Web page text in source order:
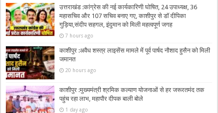
उत्तराखंड :कांग्रेस की नई कार्यकारिणी घोषित, 24 उपाध्यक्ष, 36
महासचिव और 107 सचिव बनाए गए, काशीपुर से डॉ दीपिका
गुड़िया,संदीप सहगल, इंदुमान को मिली महत्वपूर्ण जगह
7 hours ago
काशीपुर :अवैध शस्त्र लाइसेंस मामले में पूर्व पार्षद नौशाद हुसैन को मिली
जमानत
20 hours ago
काशीपुर :मुख्यमंत्री श्रमिक कल्याण योजनाओं से हर जरूरतमंद तक
पहुंच रहा लाभ, महापौर दीपक बाली बोले
1 day ago